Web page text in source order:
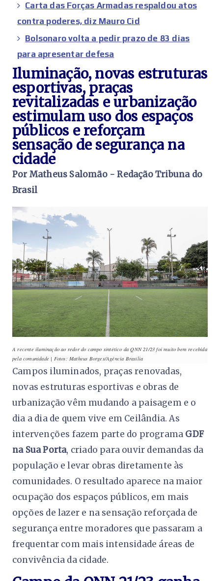
Carta das Forças Armadas respaldou atos
contra poderes, diz Mauro Cid
Bolsonaro volta a pedir prazo de 83 dias
para apresentar defesa
Iluminação, novas estruturas
esportivas, praças
revitalizadas e urbanização
estimulam uso dos espaços
públicos e reforçam
sensação de segurança na
cidade
Por Matheus Salomão - Redação Tribuna do
Brasil
A recente iluminação ao redor do campo sintético da QNN 21/23 foi muito bem recebida
pela comunidade | Fotos: Matheus Borges/Agência Brasília
Campos iluminados, praças renovadas,
novas estruturas esportivas e obras de
urbanização vêm mudando a paisagem e o
dia a dia de quem vive em Ceilândia. As
intervenções fazem parte do programa GDF
na Sua Porta, criado para ouvir demandas da
população e levar obras diretamente às
comunidades. O resultado aparece na maior
ocupação dos espaços públicos, em mais
opções de lazer e na sensação reforçada de
segurança entre moradores que passaram a
frequentar com mais intensidade áreas de
convivência da cidade.